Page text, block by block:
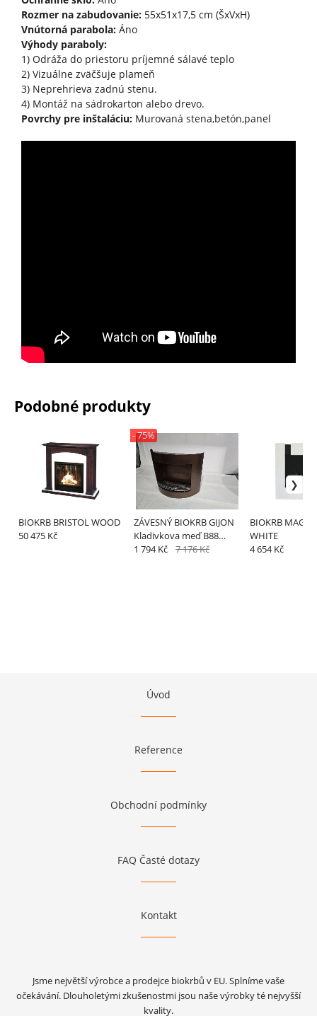
Rozmer na zabudovanie:55x51x17,5 cm (ŠxVxH)
Vnútorná parabola:Áno
Výhody paraboly:
1) Odráža do priestoru príjemné sálavé teplo
2) Vizuálne zväčšuje plameň
3) Neprehrieva zadnú stenu.
4) Montáž na sádrokarton alebo drevo.
Povrchy pre inštaláciu: Murovaná stena,betón,panel
Podobné produkty
BIOKRB BRISTOL WOOD
50 475 Kč
ZÁVESNÝ BIOKRB GIJON
Kladivkova meď B88
Vystavený kus odber v
- 75%
1 794 Kč 7 176 Kč
BIOKRB MAGIC
WHITE
4 654 Kč
Úvod
Reference
Obchodní podmínky
FAQ Časté dotazy
Kontakt
Jsme největší výrobce a prodejce biokrbů v EU. Splníme vaše
očekávání. Dlouholetými zkušenostmi jsou naše výrobky té nejvyšší
kvality.